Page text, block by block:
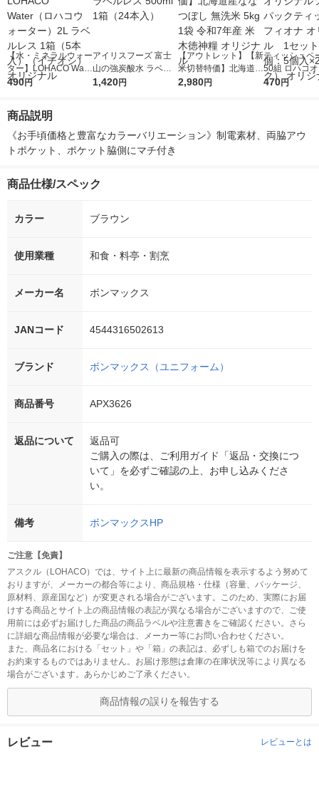
【水・ミネラルウォー
ター】LOHACO Wate
r（ロハコウォータ
シ） オリジナル
490円
アイリスフーズ 富士
山の強炭酸水 ラベル
レス 500ml 1箱（24
1,420円
【アウトレット】【新
米切替特価】北海道産
ななつぼし 無洗米 5k
2,980円
ティッシュペ
50組 ロハコ
ルソフトパッ
オリジナル
470円
商品説明
《お手頃価格と豊富なカラーバリエーション》制電素材、両脇アウ
トポケット、ポケット脇側にマチ付き
商品仕様/スペック
カラー ブラウン
使用業種 和食・料亭・割烹
メーカー名 ボンマックス
JANコード 4544316502613
ブランド ボンマックス（ユニフォーム）
商品番号 APX3626
返品について
返品可
ご購入の際は、ご利用ガイド「返品・交換につ
いて」を必ずご確認の上、お申し込みくださ
い。
備考 ボンマックスHP
ご注意【免責】
アスクル（LOHACO）では、サイト上に最新の商品情報を表示するよう努めて
おりますが、メーカーの都合等により、商品規格・仕様（容量、パッケージ、
原材料、原産国など）が変更される場合がございます。このため、実際にお届
けする商品とサイト上の商品情報の表記が異なる場合がございますので、ご使
用前には必ずお届けした商品の商品ラベルや注意書きをご確認ください。さら
に詳細な商品情報が必要な場合は、メーカー等にお問い合わせください。
また、商品名における「セット」や「箱」の表記は、必ずしも箱でのお届けを
お約束するものではありません。お届け形態は倉庫の在庫状況等により異なる
場合がございます。あらかじめご了承ください。
商品情報の誤りを報告する
レビュー レビューとは